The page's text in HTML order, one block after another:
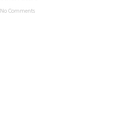
No Comments